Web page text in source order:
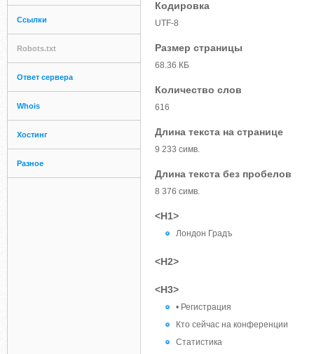
Ссылки
Robots.txt
Ответ сервера
Whois
Хостинг
Разное
Кодировка
UTF-8
Размер страницы
68.36 КБ
Количество слов
616
Длина текста на странице
9 233 симв.
Длина текста без пробелов
8 376 симв.
<H1>
Лондон Градъ
<H2>
<H3>
• Регистрация
Кто сейчас на конференции
Статистика